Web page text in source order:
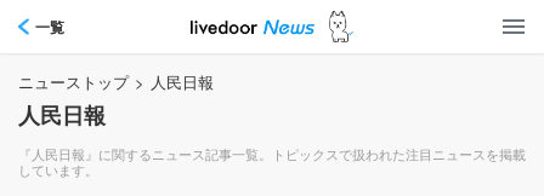
一覧
ニューストップ > 人民日報
人民日報
『人民日報』に関するニュース記事一覧。トピックスで扱われた注目ニュースを掲載
しています。